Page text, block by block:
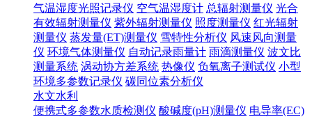
气温湿度光照记录仪 空气温湿度计 总辐射测量仪 光合
有效辐射测量仪 紫外辐射测量仪 照度测量仪 红光辐射
测量仪 蒸发量(ET)测量仪 雪特性分析仪 风速风向测量
仪 环境气体测量仪 自动记录雨量计 雨滴测量仪 波文比
测量系统 涡动协方差系统 热像仪 负氧离子测试仪 小型
环境多参数记录仪 碳同位素分析仪
水文水利
便携式多参数水质检测仪 酸碱度(pH)测量仪 电导率(EC)